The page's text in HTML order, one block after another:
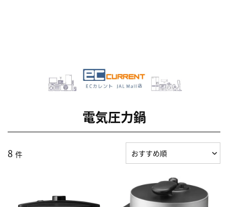
電気圧力鍋
8 件